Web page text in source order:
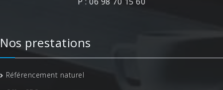
Nos prestations
Référencement naturel